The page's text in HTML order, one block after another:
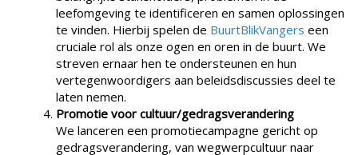
leefomgeving te identificeren en samen oplossingen
te vinden. Hierbij spelen de BuurtBlikVangers een
cruciale rol als onze ogen en oren in de buurt. We
streven ernaar hen te ondersteunen en hun
vertegenwoordigers aan beleidsdiscussies deel te
laten nemen.
Promotie voor cultuur/gedragsverandering
We lanceren een promotiecampagne gericht op
gedragsverandering, van wegwerpcultuur naar